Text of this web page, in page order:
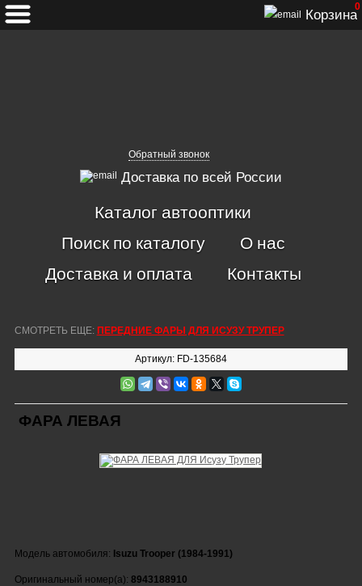
Обратный звонок
Доставка по всей России
Корзина
0
Каталог автооптики
Поиск по каталогу
О нас
Доставка и оплата
Контакты
СМОТРЕТЬ ЕЩЕ: ПЕРЕДНИЕ ФАРЫ ДЛЯ ИСУЗУ ТРУПЕР
Артикул: FD-135684
ФАРА ЛЕВАЯ
Модель автомобиля: Isuzu Trooper (1984-1991)
Оригинальный номер(а): 8943188910